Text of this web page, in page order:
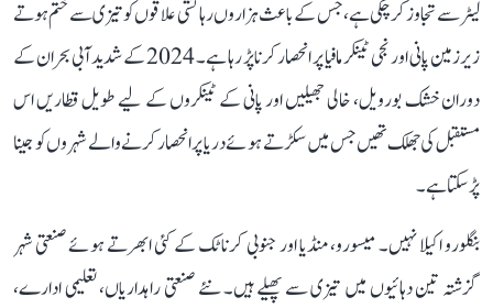
لیٹر سے تجاوز کر چکی ہے، جس کے باعث ہزاروں رہائشی علاقوں کو تیزی سے ختم ہوتے
زیرزمین پانی اور نجی ٹینکر مافیا پر انحصار کرنا پڑ رہا ہے۔ 2024 کے شدید آبی بحران کے
دوران خشک بورویل، خالی جھیلیں اور پانی کے ٹینکروں کے لیے طویل قطاریں اس
مستقبل کی جھلک تھیں جس میں سکڑتے ہوئے دریا پر انحصار کرنے والے شہروں کو جینا
پڑ سکتا ہے۔
بنگلورو اکیلا نہیں۔ میسورو، منڈیا اور جنوبی کرناٹک کے کئی ابھرتے ہوئے صنعتی شہر
گزشتہ تین دہائیوں میں تیزی سے پھیلے ہیں۔ نئے صنعتی راہداریاں، تعلیمی ادارے،